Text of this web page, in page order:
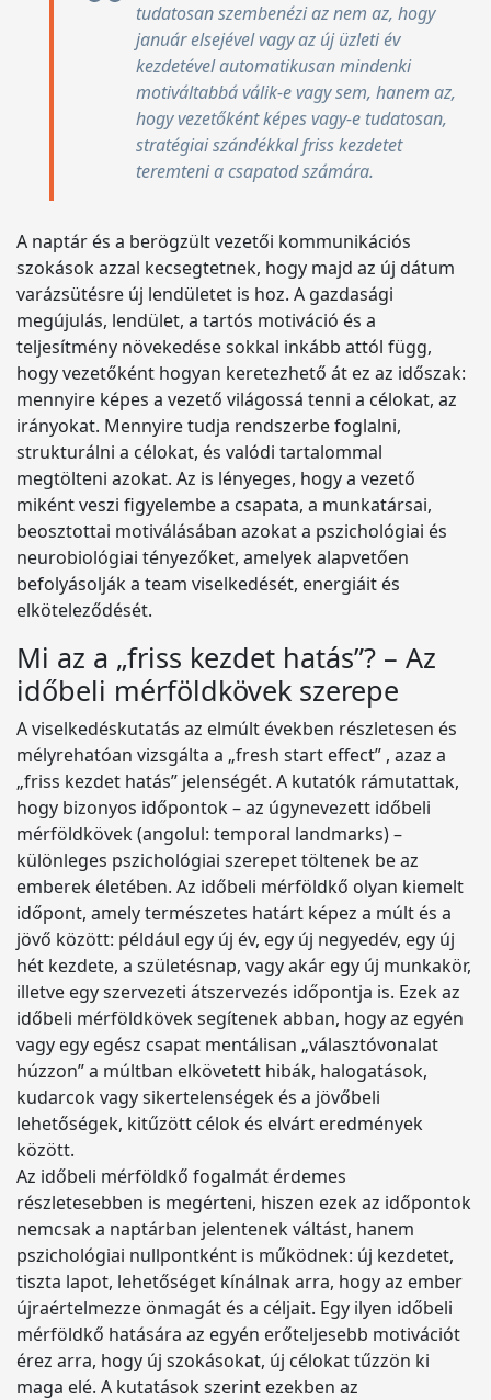
tudatosan szembenézi az nem az, hogy
január elsejével vagy az új üzleti év
kezdetével automatikusan mindenki
motiváltabbá válik-e vagy sem, hanem az,
hogy vezetőként képes vagy-e tudatosan,
stratégiai szándékkal friss kezdetet
teremteni a csapatod számára.
A naptár és a berögzült vezetői kommunikációs
szokások azzal kecsegtetnek, hogy majd az új dátum
varázsütésre új lendületet is hoz. A gazdasági
megújulás, lendület, a tartós motiváció és a
teljesítmény növekedése sokkal inkább attól függ,
hogy vezetőként hogyan keretezhető át ez az időszak:
mennyire képes a vezető világossá tenni a célokat, az
irányokat. Mennyire tudja rendszerbe foglalni,
strukturálni a célokat, és valódi tartalommal
megtölteni azokat. Az is lényeges, hogy a vezető
miként veszi figyelembe a csapata, a munkatársai,
beosztottai motiválásában azokat a pszichológiai és
neurobiológiai tényezőket, amelyek alapvetően
befolyásolják a team viselkedését, energiáit és
elköteleződését.
Mi az a „friss kezdet hatás”? – Az
időbeli mérföldkövek szerepe
A viselkedéskutatás az elmúlt években részletesen és
mélyrehatóan vizsgálta a „fresh start effect” , azaz a
„friss kezdet hatás” jelenségét. A kutatók rámutattak,
hogy bizonyos időpontok – az úgynevezett időbeli
mérföldkövek (angolul: temporal landmarks) –
különleges pszichológiai szerepet töltenek be az
emberek életében. Az időbeli mérföldkő olyan kiemelt
időpont, amely természetes határt képez a múlt és a
jövő között: például egy új év, egy új negyedév, egy új
hét kezdete, a születésnap, vagy akár egy új munkakör,
illetve egy szervezeti átszervezés időpontja is. Ezek az
időbeli mérföldkövek segítenek abban, hogy az egyén
vagy egy egész csapat mentálisan „választóvonalat
húzzon” a múltban elkövetett hibák, halogatások,
kudarcok vagy sikertelenségek és a jövőbeli
lehetőségek, kitűzött célok és elvárt eredmények
között.
Az időbeli mérföldkő fogalmát érdemes
részletesebben is megérteni, hiszen ezek az időpontok
nemcsak a naptárban jelentenek váltást, hanem
pszichológiai nullpontként is működnek: új kezdetet,
tiszta lapot, lehetőséget kínálnak arra, hogy az ember
újraértelmezze önmagát és a céljait. Egy ilyen időbeli
mérföldkő hatására az egyén erőteljesebb motivációt
érez arra, hogy új szokásokat, új célokat tűzzön ki
maga elé. A kutatások szerint ezekben az